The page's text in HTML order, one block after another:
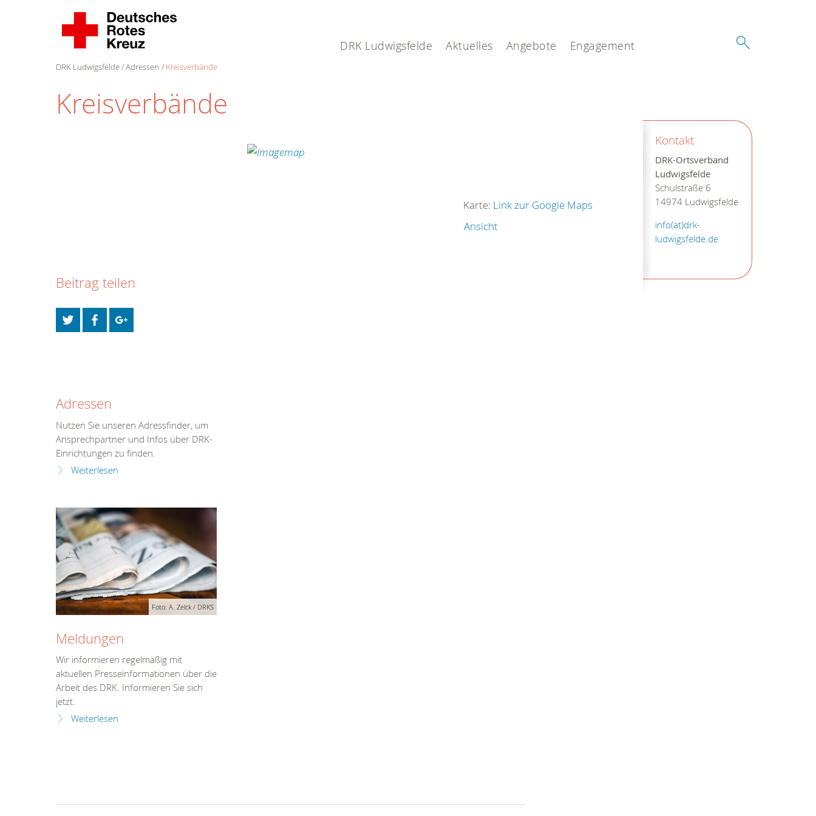
DRK Ludwigsfelde Aktuelles Angebote Engagement
DRK Ludwigsfelde Adressen Kreisverbände
Kreisverbände
Kontakt
DRK-Ortsverband
Ludwigsfelde
Schulstraße 6
14974 Ludwigsfelde
info(at)drk-
ludwigsfelde.de
Karte: Link zur Google Maps
Ansicht
Beitrag teilen
Adressen
Nutzen Sie unseren Adressfinder, um
Ansprechpartner und Infos über DRK-
Einrichtungen zu finden.
Weiterlesen
Foto: A. Zelck / DRKS
Meldungen
Wir informieren regelmäßig mit
aktuellen Presseinformationen über die
Arbeit des DRK. Informieren Sie sich
jetzt.
Weiterlesen